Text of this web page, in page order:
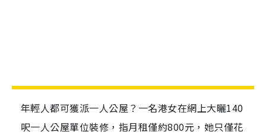
年輕人都可獲派一人公屋？一名港女在網上大曬140
呎一人公屋單位裝修，指月租僅約800元，她只僅花